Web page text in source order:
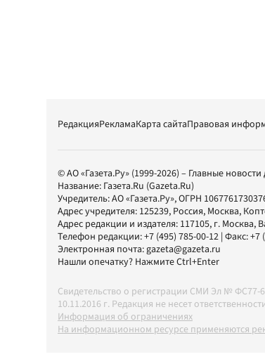
РедакцияРекламаКарта сайтаПравовая
© АО «Газета.Ру» (1999-2026) – Главные новости
Название: Газета.Ru (Gazeta.Ru)
Учредитель:АО «Газета.Ру», ОГРН
Адрес учредителя: 125239, Россия, Москва,
Адрес редакции и издателя: 117105, г. Москва,
Телефон редакции:+7 (495) 785-00-12 | Факс:+7
Электронная почта:gazeta@gazeta.ru
Нашли опечатку? Нажмите Ctrl+Enter
Свидетельство о регистрации СМИ Эл №
10.11.2016 г. Редакция не несет
Информация об ограничениях
На информационном ресурсе применяются